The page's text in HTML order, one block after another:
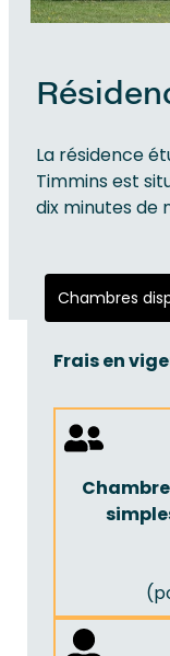
La résidence
Timmins est
dix minutes de
Chambres
Frais en